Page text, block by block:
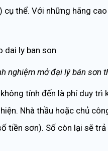
thể. Với những hãng
nghiệm mở đại lý bán sơn
tính đến là phí duy
Nhà thầu hoặc chủ
tiền sơn). Số còn lại sẽ